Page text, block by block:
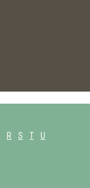
R S T U